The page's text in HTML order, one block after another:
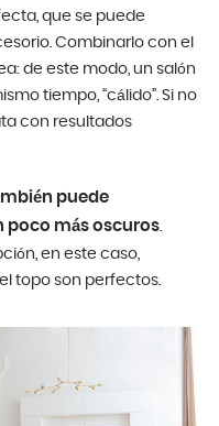
que se puede
Combinarlo con el
de este modo, un salón
tiempo, “cálido”. Si no
con resultados
puede
poco más oscuros.
en este caso,
topo son perfectos.